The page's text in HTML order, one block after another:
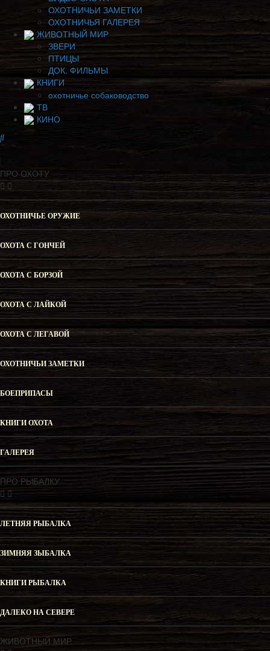
ОХОТНИЧЬИ ЗАМЕТКИ
ОХОТНИЧЬЯ ГАЛЕРЕЯ
ЖИВОТНЫЙ МИР
ЗВЕРИ
ПТИЦЫ
ДОК. ФИЛЬМЫ
КНИГИ
охотничье собаководство
ТВ
КИНО
ПРО ОХОТУ
ОХОТНИЧЬЕ ОРУЖИЕ
ОХОТА С ГОНЧЕЙ
ОХОТА С БОРЗОЙ
ОХОТА С ЛАЙКОЙ
ОХОТА С ЛЕГАВОЙ
ОХОТНИЧЬИ ЗАМЕТКИ
БОЕПРИПАСЫ
КНИГИ ОХОТА
ГАЛЕРЕЯ
ПРО РЫБАЛКУ
ЛЕТНЯЯ РЫБАЛКА
ЗИМНЯЯ ЗЫБАЛКА
КНИГИ РЫБАЛКА
ДАЛЕКО НА СЕВЕРЕ
ЖИВОТНЫЙ МИР